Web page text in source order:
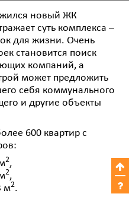
новый ЖК
суть комплекса –
для жизни. Очень
становится поиск
компаний, а
может предложить
себя коммунального
и другие объекты
600 квартир с
2,
2,
м2.